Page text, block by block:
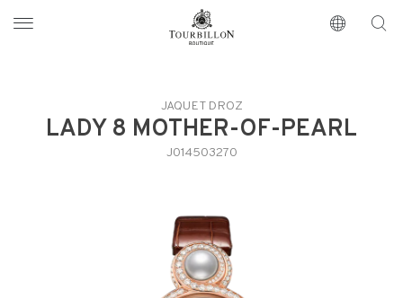
https://www.tourbillon.com/index.php/fr
JAQUET DROZ
LADY 8 MOTHER-OF-PEARL
J014503270